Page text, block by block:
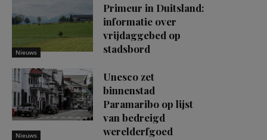
Nieuws
Primeur in Duitsland:
informatie over
vrijdaggebed op
stadsbord
Nieuws
Unesco zet
binnenstad
Paramaribo op lijst
van bedreigd
werelderfgoed